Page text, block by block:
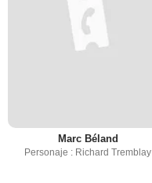
Marc Béland
Personaje : Richard Tremblay